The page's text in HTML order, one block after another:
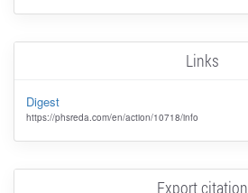
Links
Digest
https://phsreda.com/en/action/10718/info
Export citation